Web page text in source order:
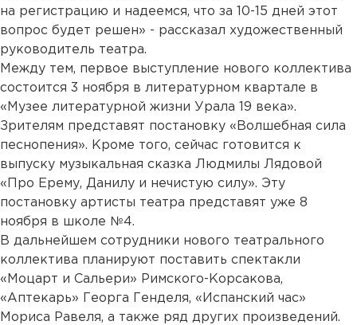
на регистрацию и надеемся, что за 10-15 дней этот
вопрос будет решен» - рассказал художественный
руководитель театра.
Между тем, первое выступление нового коллектива
состоится 3 ноября в литературном квартале в
«Музее литературной жизни Урала 19 века».
Зрителям представят постановку «Волшебная сила
песнопения». Кроме того, сейчас готовится к
выпуску музыкальная сказка Людмилы Лядовой
«Про Ерему, Данилу и нечистую силу». Эту
постановку артисты театра представят уже 8
ноября в школе №4.
В дальнейшем сотрудники нового театрального
коллектива планируют поставить спектакли
«Моцарт и Сальери» Римского-Корсакова,
«Аптекарь» Георга Генделя, «Испанский час»
Мориса Равеля, а также ряд других произведений.